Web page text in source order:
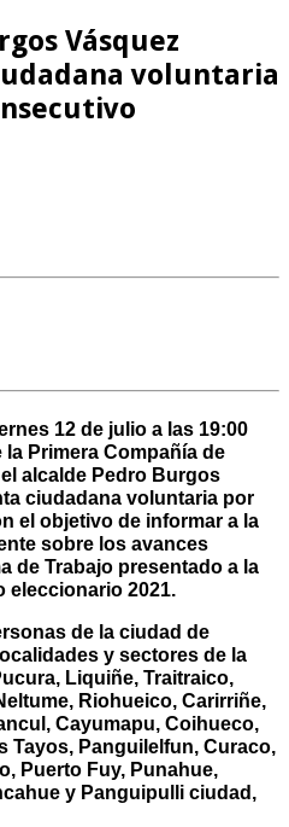
Vásquez
voluntaria
12 de julio a las 19:00
Primera Compañía de
alcalde Pedro Burgos
ciudadana voluntaria por
el objetivo de informar a la
sobre los avances
de Trabajo presentado a la
eleccionario 2021.
de la ciudad de
y sectores de la
Liquiñe, Traitraico,
Riohueico, Carirriñe,
Cayumapu, Coihueco,
Tayos, Panguilelfun, Curaco,
Puerto Fuy, Punahue,
y Panguipulli ciudad,